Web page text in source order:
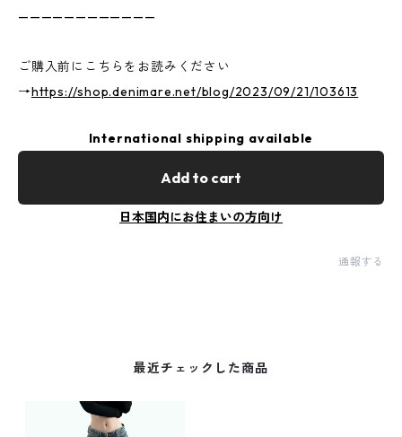
————————————
ご購入前にこちらをお読みください
→https://shop.denimare.net/blog/2023/09/21/103613
International shipping available
Add to cart
日本国内にお住まいの方向け
通報する
最近チェックした商品